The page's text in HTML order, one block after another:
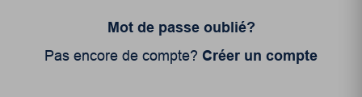
Mot de passe oublié?
Pas encore de compte? Créer un compte